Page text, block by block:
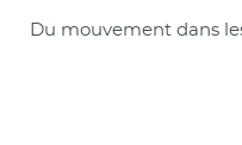
Du mouvement dans